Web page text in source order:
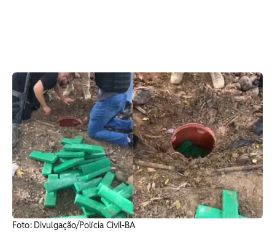
Foto: Divulgação/Polícia Civil-BA